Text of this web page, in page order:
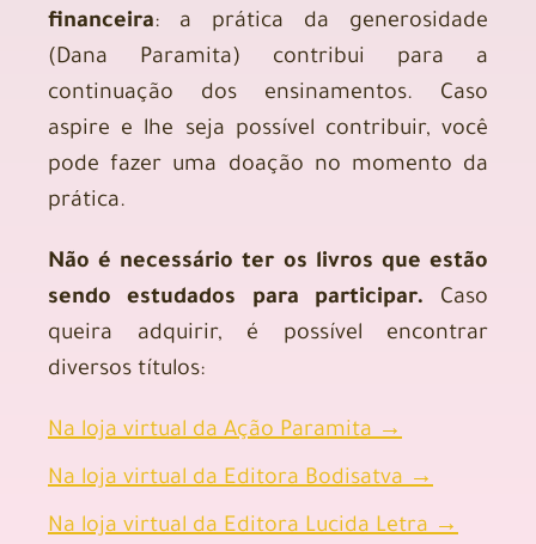
financeira: a prática da generosidade
(Dana Paramita) contribui para a
continuação dos ensinamentos. Caso
aspire e lhe seja possível contribuir, você
pode fazer uma doação no momento da
prática.
Não é necessário ter os livros que estão
sendo estudados para participar. Caso
queira adquirir, é possível encontrar
diversos títulos:
Na loja virtual da Ação Paramita →
Na loja virtual da Editora Bodisatva →
Na loja virtual da Editora Lucida Letra →